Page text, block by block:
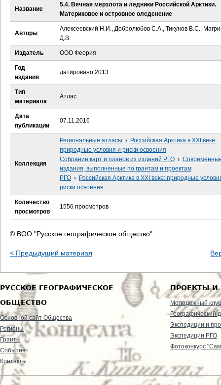
д
е
с
ь
Название
5.4. Вечная мерзлота и ледники Российской Арктики.
Материковое и островное оледенение
Авторы
Алексеевский Н.И., Добролюбов С.А., Тикунов В.С.,
Д.В.
Издатель ООО Феория
Год
издания
датировано 2013
Тип
материала
Атлас
Дата
публикации
07.11.2016
Коллекция
Региональные атласы › Российская Арктика в XXI веке:
природные условия и риски освоения
Собрание карт и планов из изданий РГО ›
издания, выполненные по грантам и проектам
РГО › Российская Арктика в XXI веке: природные
риски освоения
Количество
просмотров
1556 просмотров
© ВОО "Русское географическое общество"
< Предыдущий материал
РУССКОЕ ГЕОГРАФИЧЕСКОЕ
ОБЩЕСТВО
Основной сайт Общества
Регионы
Гранты
События
Контакты
ПРОЕКТЫ И
Молодежный клуб
Географический
Экспедиции и
Экспедиции РГО
Фотоконкурс